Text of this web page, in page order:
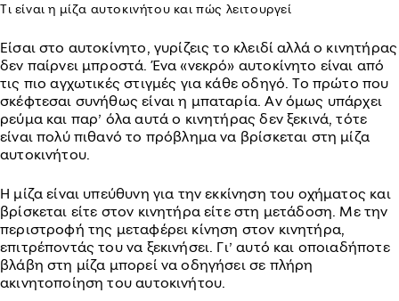
Τι είναι η μίζα αυτοκινήτου και πώς λειτουργεί
Είσαι στο αυτοκίνητο, γυρίζεις το κλειδί αλλά ο κινητήρας
δεν παίρνει μπροστά. Ένα «νεκρό» αυτοκίνητο είναι από
τις πιο αγχωτικές στιγμές για κάθε οδηγό. Το πρώτο που
σκέφτεσαι συνήθως είναι η μπαταρία. Αν όμως υπάρχει
ρεύμα και παρ’ όλα αυτά ο κινητήρας δεν ξεκινά, τότε
είναι πολύ πιθανό το πρόβλημα να βρίσκεται στη μίζα
αυτοκινήτου.
Η μίζα είναι υπεύθυνη για την εκκίνηση του οχήματος και
βρίσκεται είτε στον κινητήρα είτε στη μετάδοση. Με την
περιστροφή της μεταφέρει κίνηση στον κινητήρα,
επιτρέποντάς του να ξεκινήσει. Γι’ αυτό και οποιαδήποτε
βλάβη στη μίζα μπορεί να οδηγήσει σε πλήρη
ακινητοποίηση του αυτοκινήτου.